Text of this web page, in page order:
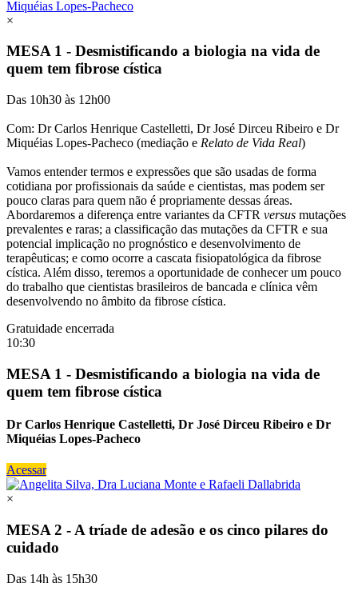
×
MESA 1 - Desmistificando a biologia na vida de
quem tem fibrose cística
Das 10h30 às 12h00
Com: Dr Carlos Henrique Castelletti, Dr José Dirceu Ribeiro e Dr
Miquéias Lopes-Pacheco (mediação e Relato de Vida Real)
Vamos entender termos e expressões que são usadas de forma
cotidiana por profissionais da saúde e cientistas, mas podem ser
pouco claras para quem não é propriamente dessas áreas.
Abordaremos a diferença entre variantes da CFTR versus mutações
prevalentes e raras; a classificação das mutações da CFTR e sua
potencial implicação no prognóstico e desenvolvimento de
terapêuticas; e como ocorre a cascata fisiopatológica da fibrose
cística. Além disso, teremos a oportunidade de conhecer um pouco
do trabalho que cientistas brasileiros de bancada e clínica vêm
desenvolvendo no âmbito da fibrose cística.
Gratuidade encerrada
10:30
MESA 1 - Desmistificando a biologia na vida de
quem tem fibrose cística
Dr Carlos Henrique Castelletti, Dr José Dirceu Ribeiro e Dr
Miquéias Lopes-Pacheco
Acessar
×
MESA 2 - A tríade de adesão e os cinco pilares do
cuidado
Das 14h às 15h30